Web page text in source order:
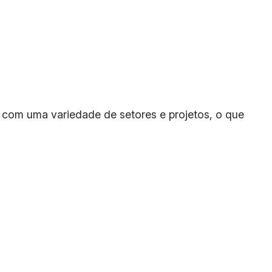
uma variedade de setores e projetos, o que